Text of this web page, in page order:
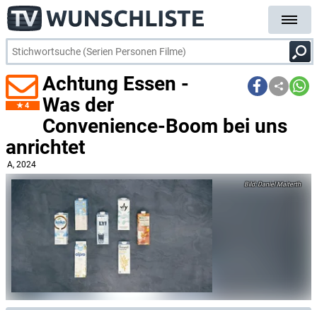
4
Achtung Essen -
Was der
Convenience-Boom bei uns
anrichtet
A, 2024
Daniel Maiterth